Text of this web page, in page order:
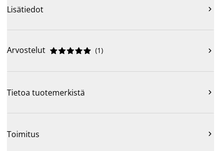
Lisätiedot 
Arvostelut 




 (1) 
Tietoa tuotemerkistä 
Toimitus 